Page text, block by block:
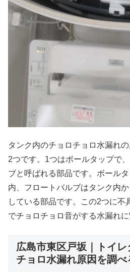
タンク内のチョロチョロ水漏れ
2つです。1つはボールタップで
ブと呼ばれる部品です。ボール
内、フロートバルブはタンク内
している部品です。この2つに不
でチョロチョロ音がする水漏れ
広島市東区戸坂｜トイ
チョロ水漏れ原因を調べ